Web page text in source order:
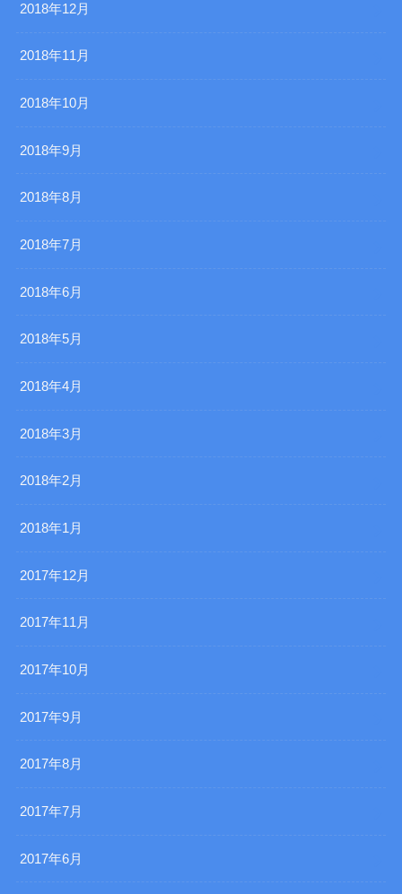
2018年12月
2018年11月
2018年10月
2018年9月
2018年8月
2018年7月
2018年6月
2018年5月
2018年4月
2018年3月
2018年2月
2018年1月
2017年12月
2017年11月
2017年10月
2017年9月
2017年8月
2017年7月
2017年6月